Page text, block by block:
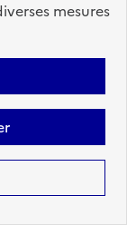
mesures
en gestion
65
66